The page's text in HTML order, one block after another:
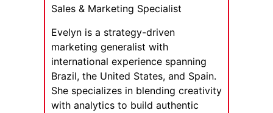
Sales & Marketing Specialist
Evelyn is a strategy-driven
marketing generalist with
international experience spanning
Brazil, the United States, and Spain.
She specializes in blending creativity
with analytics to build authentic